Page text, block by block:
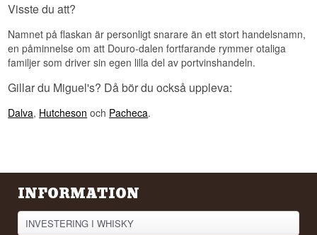
Visste du att?
Namnet på flaskan är personligt snarare än ett stort handelsnamn,
en påminnelse om att Douro-dalen fortfarande rymmer otaliga
familjer som driver sin egen lilla del av portvinshandeln.
Gillar du Miguel's? Då bör du också uppleva:
Dalva, Hutcheson och Pacheca.
INFORMATION
INVESTERING I WHISKY